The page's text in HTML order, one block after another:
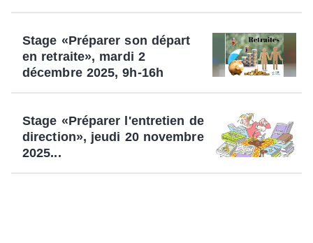
Stage «Préparer son départ
en retraite», mardi 2
décembre 2025, 9h-16h
Stage «Préparer l'entretien de
direction», jeudi 20 novembre
2025...